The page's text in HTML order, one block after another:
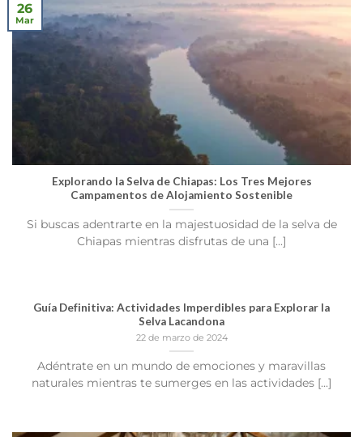
Explorando la Selva de Chiapas: Los Tres Mejores
Campamentos de Alojamiento Sostenible
Si buscas adentrarte en la majestuosidad de la selva de
Chiapas mientras disfrutas de una [...]
26
Mar
Guía Definitiva: Actividades Imperdibles para Explorar la
Selva Lacandona
22 de marzo de 2024
Adéntrate en un mundo de emociones y maravillas
naturales mientras te sumerges en las actividades [...]